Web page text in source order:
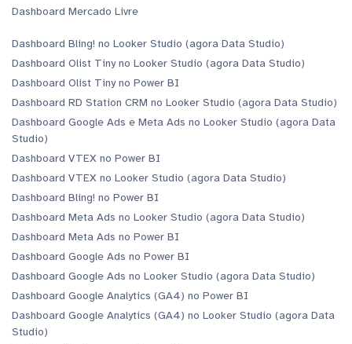
Dashboard Mercado Livre
Dashboard Bling! no Looker Studio (agora Data Studio)
Dashboard Olist Tiny no Looker Studio (agora Data Studio)
Dashboard Olist Tiny no Power BI
Dashboard RD Station CRM no Looker Studio (agora Data Studio)
Dashboard Google Ads e Meta Ads no Looker Studio (agora Data
Studio)
Dashboard VTEX no Power BI
Dashboard VTEX no Looker Studio (agora Data Studio)
Dashboard Bling! no Power BI
Dashboard Meta Ads no Looker Studio (agora Data Studio)
Dashboard Meta Ads no Power BI
Dashboard Google Ads no Power BI
Dashboard Google Ads no Looker Studio (agora Data Studio)
Dashboard Google Analytics (GA4) no Power BI
Dashboard Google Analytics (GA4) no Looker Studio (agora Data
Studio)